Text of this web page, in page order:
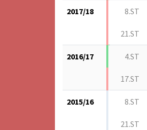
2017/18 8.ST
21.ST
2016/17 4.ST
17.ST
2015/16 8.ST
21.ST